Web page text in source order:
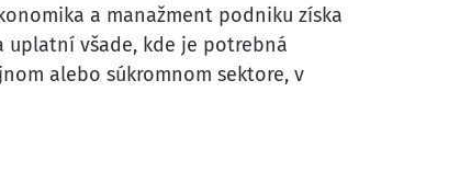
a manažment podniku získa
uplatní všade, kde je potrebná
alebo súkromnom sektore, v